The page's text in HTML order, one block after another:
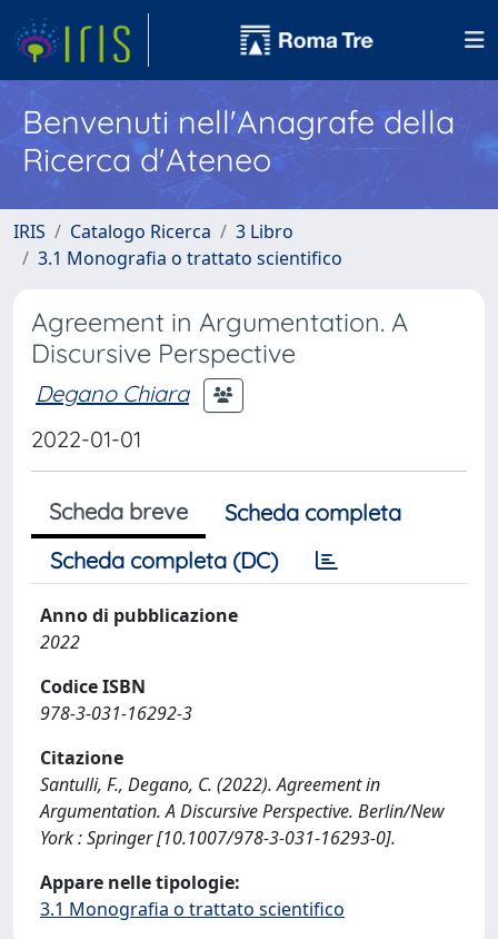
Benvenuti nell'Anagrafe della
Ricerca d'Ateneo
IRIS Catalogo Ricerca
3 Libro
3.1 Monografia o trattato scientifico
Agreement in Argumentation. A
Discursive Perspective
Degano Chiara
2022-01-01
Scheda breve
Scheda completa
Scheda completa (DC)
Anno di pubblicazione
2022
Codice ISBN
978-3-031-16292-3
Citazione
Santulli, F., Degano, C. (2022). Agreement in
Argumentation. A Discursive Perspective. Berlin/New
York : Springer [10.1007/978-3-031-16293-0].
Appare nelle tipologie:
3.1 Monografia o trattato scientifico